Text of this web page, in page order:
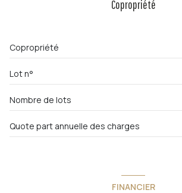
Chauffage collectif : radiateur (autre)
4 étage(s)
vue Dégagée
Copropriété
Copropriété
Lot n°
Nombre de lots
Quote part annuelle des charges
FINANCIER